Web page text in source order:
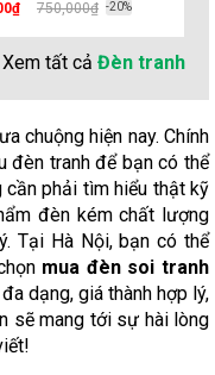
750,000₫ -20%
Xem tất cả Đèn tranh
chuộng hiện nay. Chính
đèn tranh để bạn có thể
cần phải tìm hiểu thật kỹ
đèn kém chất lượng
Tại Hà Nội, bạn có thể
mua đèn soi tranh
dạng, giá thành hợp lý,
sẽ mang tới sự hài lòng